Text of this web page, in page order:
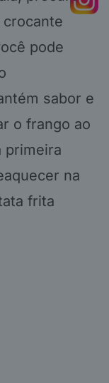
pode
sabor e
o frango ao
primeira
na
frita